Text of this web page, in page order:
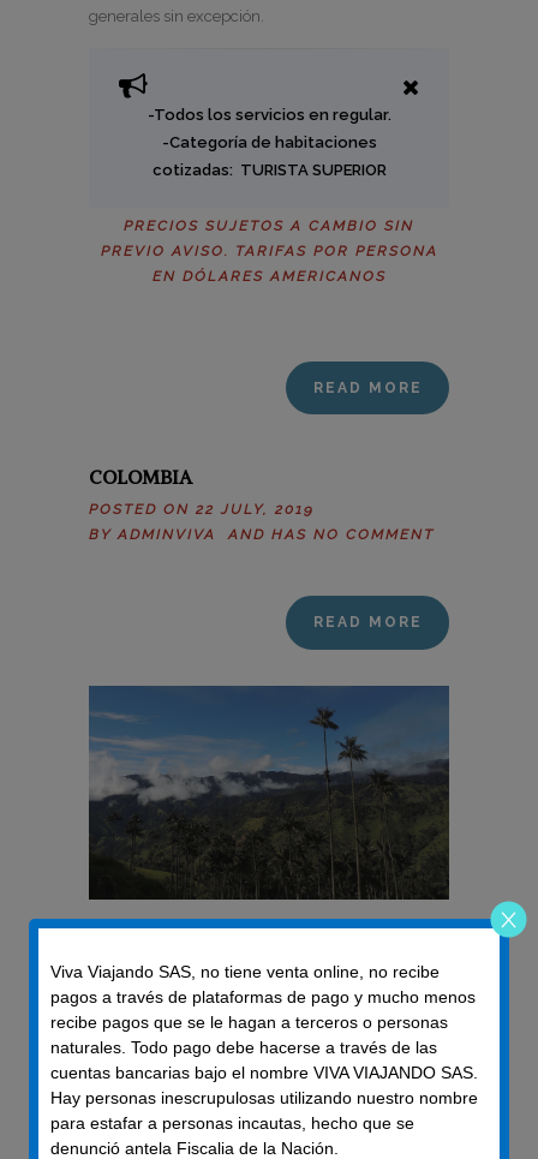
generales sin excepción.
-Todos los servicios en regular.
-Categoría de habitaciones
cotizadas: TURISTA SUPERIOR
PRECIOS SUJETOS A CAMBIO SIN
PREVIO AVISO. TARIFAS POR PERSONA
EN DÓLARES AMERICANOS
READ MORE
COLOMBIA
POSTED ON 22 JULY, 2019
BYADMINVIVA AND HAS NO COMMENT
READ MORE
DESTINOS TURÍSTICOS DEL MUNDO
POSTED ON 19 JANUARY, 2018
BY
ADMINVIVA AND HAS NO COMMENT
El pasado 15 de enero de 2018, la Organización
Mundial del Turismo (OMT) dio a conocer el
boletín Panorama del Turismo Internacional 2017,
Viva Viajando SAS, no tiene venta online, no recibe
pagos a través de plataformas de pago y mucho menos
recibe pagos que se le hagan a terceros o personas
naturales. Todo pago debe hacerse a través de las
cuentas bancarias bajo el nombre VIVA VIAJANDO SAS.
Hay personas inescrupulosas utilizando nuestro nombre
para estafar a personas incautas, hecho que se
denunció antela Fiscalia de la Nación.